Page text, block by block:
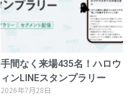
手間なく来場435名！ハロウ
ィンLINEスタンプラリー
2026年7月28日